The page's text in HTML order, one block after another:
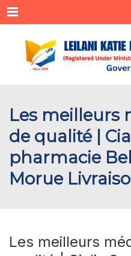
Menu
Les meilleurs
de qualité |
pharmacie
Morue
Les meilleurs